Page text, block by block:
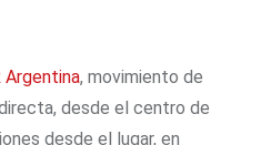
Argentina, movimiento de
desde el centro de
desde el lugar, en